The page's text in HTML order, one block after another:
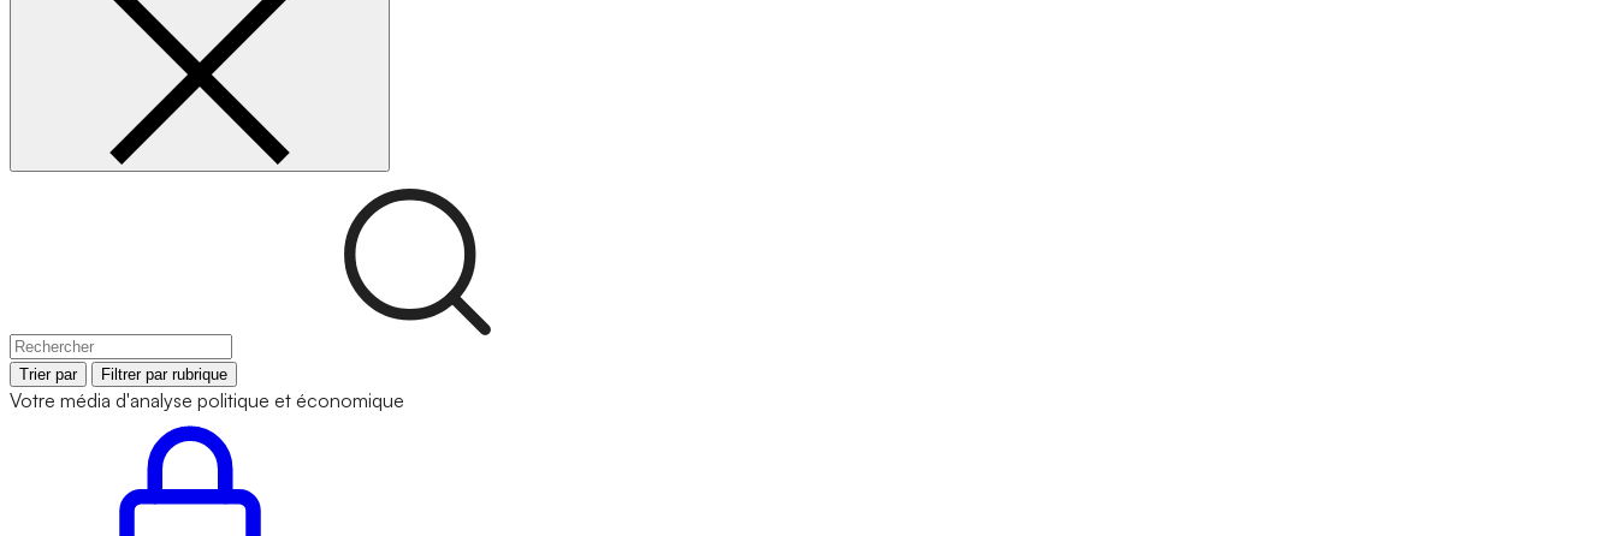
Trier par Filtrer par rubrique
Votre média d'analyse politique et économique